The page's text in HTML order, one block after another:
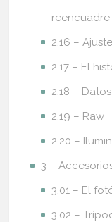
reencuadre
2.16 –
2.17 – El
2.18 – Datos
2.19 – Raw
2.20 –
3 –
3.01 – El
3.02 –